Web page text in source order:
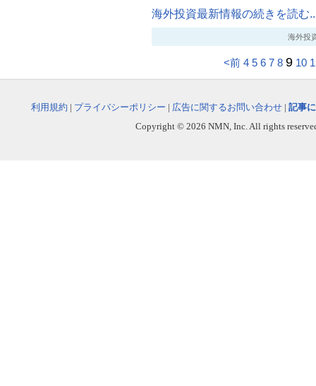
海外投資最新情報の続きを読む
海外投
<前 4 5 6 7 8 9 10
利用規約 | プライバシーポリシー | 広告に関するお問い合わせ | 記事
Copyright © 2026 NMN, Inc. All rights